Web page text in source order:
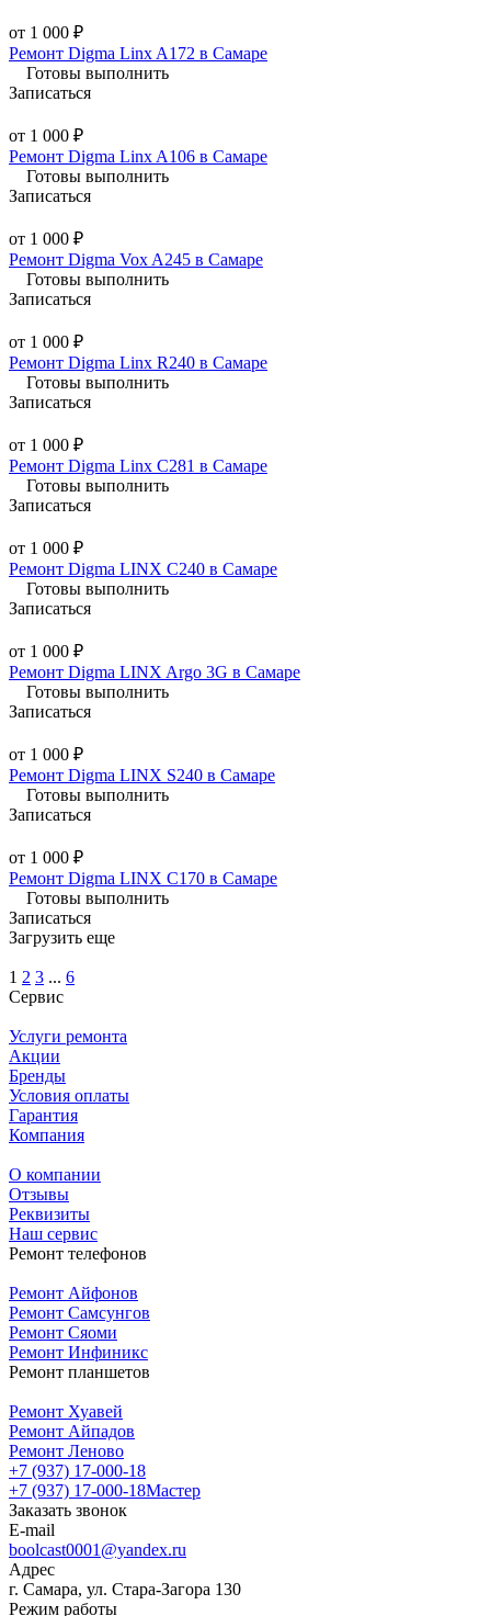
от 1 000 ₽
Ремонт Digma Linx A172 в Самаре
Готовы выполнить
Записаться
от 1 000 ₽
Ремонт Digma Linx A106 в Самаре
Готовы выполнить
Записаться
от 1 000 ₽
Ремонт Digma Vox A245 в Самаре
Готовы выполнить
Записаться
от 1 000 ₽
Ремонт Digma Linx R240 в Самаре
Готовы выполнить
Записаться
от 1 000 ₽
Ремонт Digma Linx C281 в Самаре
Готовы выполнить
Записаться
от 1 000 ₽
Ремонт Digma LINX C240 в Самаре
Готовы выполнить
Записаться
от 1 000 ₽
Ремонт Digma LINX Argo 3G в Самаре
Готовы выполнить
Записаться
от 1 000 ₽
Ремонт Digma LINX S240 в Самаре
Готовы выполнить
Записаться
от 1 000 ₽
Ремонт Digma LINX C170 в Самаре
Готовы выполнить
Записаться
Загрузить еще
1 2 3 ... 6
Сервис
Услуги ремонта
Акции
Бренды
Условия оплаты
Гарантия
Компания
О компании
Отзывы
Реквизиты
Наш сервис
Ремонт телефонов
Ремонт Айфонов
Ремонт Самсунгов
Ремонт Сяоми
Ремонт Инфиникс
Ремонт планшетов
Ремонт Хуавей
Ремонт Айпадов
Ремонт Леново
+7 (937) 17-000-18
+7 (937) 17-000-18Мастер
Заказать звонок
E-mail
boolcast0001@yandex.ru
Адрес
г. Самара, ул. Стара-Загора 130
Режим работы